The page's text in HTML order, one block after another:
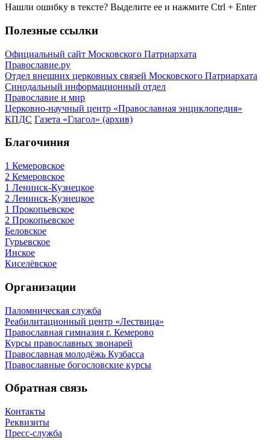
Нашли ошибку в тексте? Выделите ее и нажмите Ctrl + Enter
Полезные ссылки
Официальный сайт Московского Патриархата
Православие.ру
Отдел внешних церковных связей Московского Патриархата
Синодальный информационный отдел
Православие и мир
Церковно-научный центр «Православная энциклопедия»
КПДС Газета «Глагол» (архив)
Благочиния
1 Кемеровское
2 Кемеровское
1 Ленинск-Кузнецкое
2 Ленинск-Кузнецкое
1 Прокопьевское
2 Прокопьевское
Беловское
Гурьевское
Инское
Киселёвское
Организации
Паломническая служба
Реабилитационный центр «Лествица»
Православная гимназия г. Кемерово
Курсы православных звонарей
Православная молодёжь Кузбасса
Православные богословские курсы
Обратная связь
Контакты
Реквизиты
Пресс-служба